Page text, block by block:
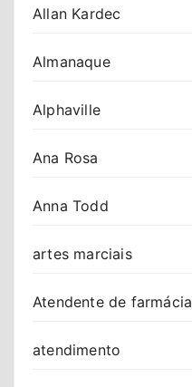
Allan Kardec
Almanaque
Alphaville
Ana Rosa
Anna Todd
artes marciais
Atendente de farmácia
atendimento